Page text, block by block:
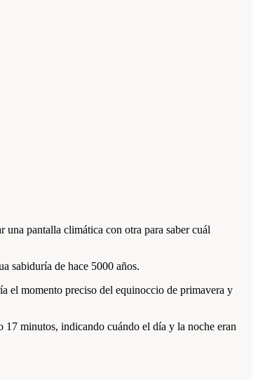
pantalla climática con otra para saber cuál
sabiduría de hace 5000 años.
el momento preciso del equinoccio de primavera y
minutos, indicando cuándo el día y la noche eran